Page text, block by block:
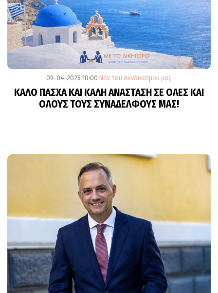
09-04-2026 10:00 Νέα του συνδυασμού μας
ΚΑΛΟ ΠΑΣΧΑ ΚΑΙ ΚΑΛΗ ΑΝΑΣΤΑΣΗ ΣΕ ΟΛΕΣ ΚΑΙ
ΟΛΟΥΣ ΤΟΥΣ ΣΥΝΑΔΕΛΦΟΥΣ ΜΑΣ!